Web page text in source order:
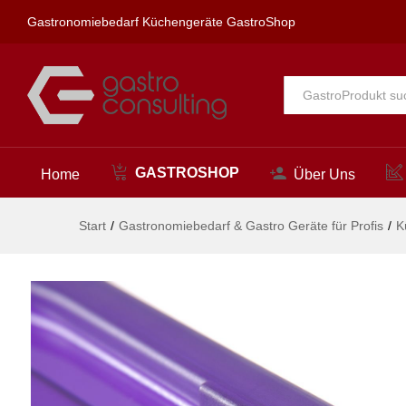
Gastronomiebedarf Küchengeräte GastroShop
Alle
Home GASTROSHOP Über Uns
Start / Gastronomiebedarf & Gastro Geräte für Profis /
Beschreibung